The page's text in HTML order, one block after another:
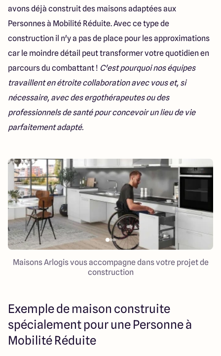
avons déjà construit des maisons adaptées aux
Personnes à Mobilité Réduite. Avec ce type de
construction il n'y a pas de place pour les approximations
car le moindre détail peut transformer votre quotidien en
parcours du combattant ! C'est pourquoi nos équipes
travaillent en étroite collaboration avec vous et, si
nécessaire, avec des ergothérapeutes ou des
professionnels de santé pour concevoir un lieu de vie
parfaitement adapté.
Maisons Arlogis vous accompagne dans votre projet de
construction
Exemple de maison construite
spécialement pour une Personne à
Mobilité Réduite